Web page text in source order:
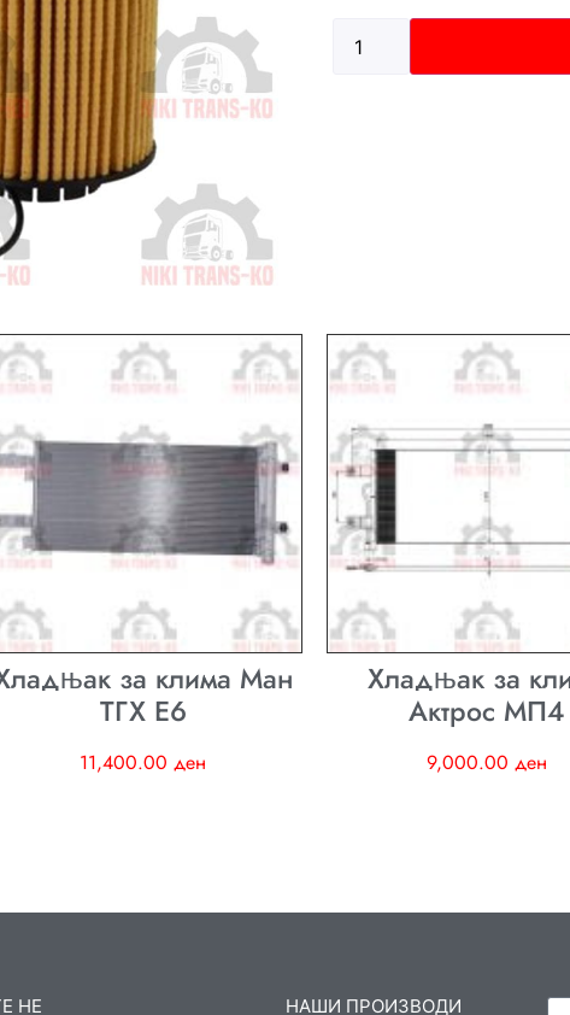
за клима Ман
ТГХ E6
11,400.00 ден
Хладњак за
Актрос МП4
9,000.00 ден
НЕ НАШИ ПРОИЗВОДИ